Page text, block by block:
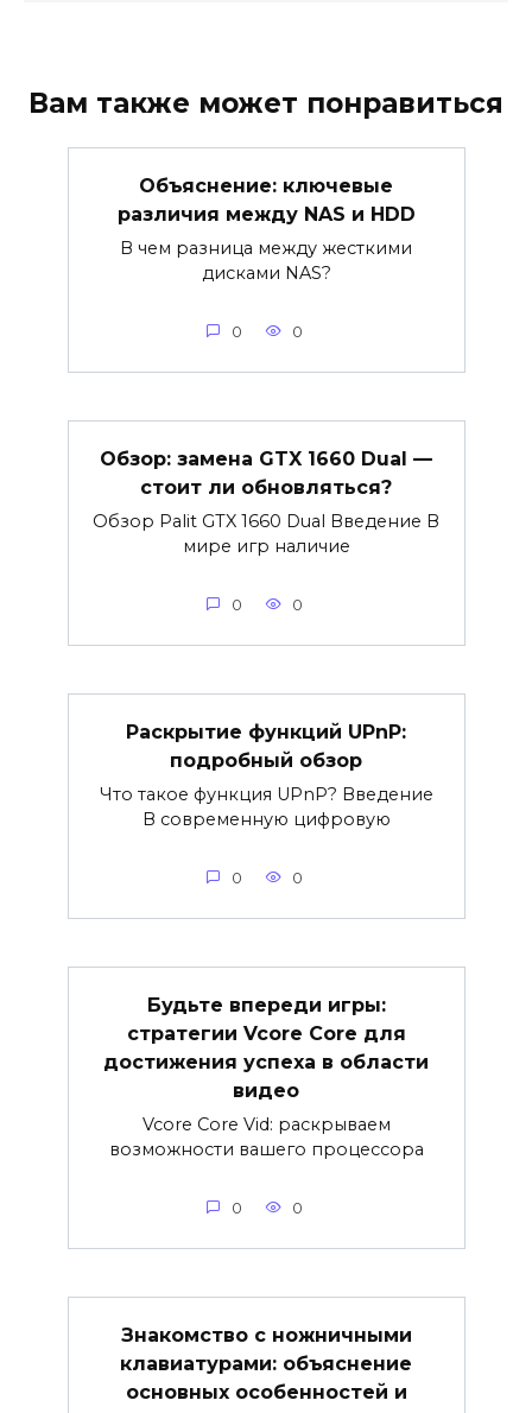
Вам также может понравиться
Объяснение: ключевые
различия между NAS и HDD
В чем разница между жесткими
дисками NAS?
0 0
Обзор: замена GTX 1660 Dual —
стоит ли обновляться?
Обзор Palit GTX 1660 Dual Введение В
мире игр наличие
0 0
Раскрытие функций UPnP:
подробный обзор
Что такое функция UPnP? Введение
В современную цифровую
0 0
Будьте впереди игры:
стратегии Vcore Core для
достижения успеха в области
видео
Vcore Core Vid: раскрываем
возможности вашего процессора
0 0
Знакомство с ножничными
клавиатурами: объяснение
основных особенностей и